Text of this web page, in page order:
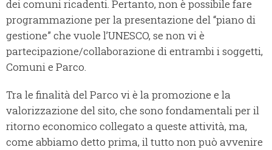
dei comuni ricadenti. Pertanto, non è possibile fare
programmazione per la presentazione del “piano di
gestione” che vuole l’UNESCO, se non vi è
partecipazione/collaborazione di entrambi i soggetti,
Comuni e Parco.
Tra le finalità del Parco vi è la promozione e la
valorizzazione del sito, che sono fondamentali per il
ritorno economico collegato a queste attività, ma,
come abbiamo detto prima, il tutto non può avvenire